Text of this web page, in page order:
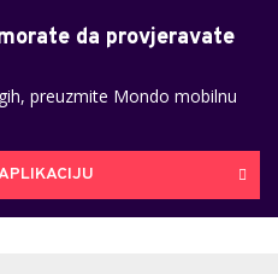
da provjeravate
preuzmite Mondo mobilnu